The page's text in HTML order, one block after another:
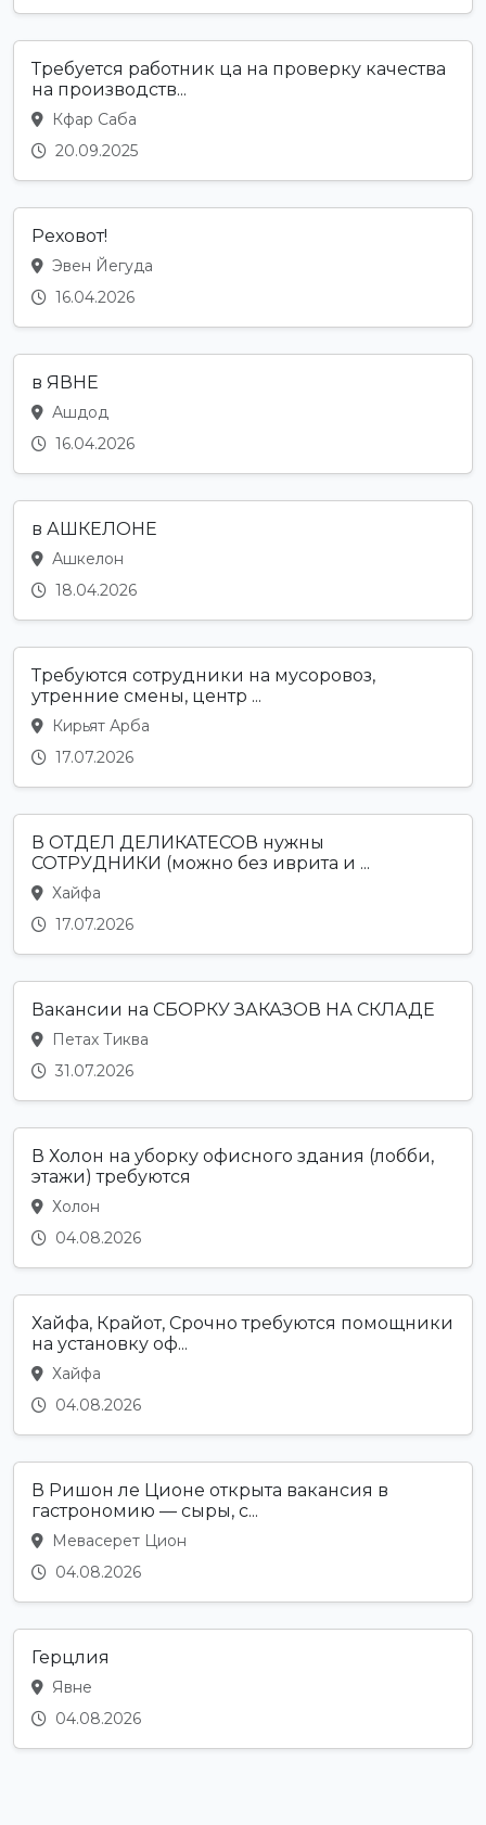
Требуется работник ца на проверку качества
на производств...
Кфар Саба
20.09.2025
Реховот!
Эвен Йегуда
16.04.2026
в ЯВНЕ
Ашдод
16.04.2026
в АШКЕЛОНЕ
Ашкелон
18.04.2026
Требуются сотрудники на мусоровоз,
утренние смены, центр ...
Кирьят Арба
17.07.2026
В ОТДЕЛ ДЕЛИКАТЕСОВ нужны
СОТРУДНИКИ (можно без иврита и ...
Хайфа
17.07.2026
Вакансии на СБОРКУ ЗАКАЗОВ НА СКЛАДЕ
Петах Тиква
31.07.2026
В Холон на уборку офисного здания (лобби,
этажи) требуются
Холон
04.08.2026
Хайфа, Крайот, Срочно требуются помощники
на установку оф...
Хайфа
04.08.2026
В Ришон ле Ционе открыта вакансия в
гастрономию — сыры, с...
Мевасерет Цион
04.08.2026
Герцлия
Явне
04.08.2026